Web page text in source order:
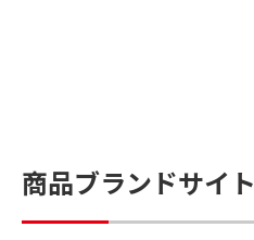
商品ブランドサイト